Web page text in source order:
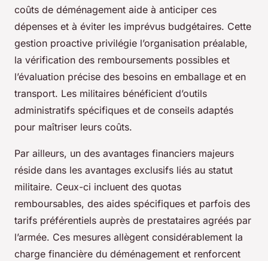
coûts de déménagement aide à anticiper ces
dépenses et à éviter les imprévus budgétaires. Cette
gestion proactive privilégie l’organisation préalable,
la vérification des remboursements possibles et
l’évaluation précise des besoins en emballage et en
transport. Les militaires bénéficient d’outils
administratifs spécifiques et de conseils adaptés
pour maîtriser leurs coûts.
Par ailleurs, un des avantages financiers majeurs
réside dans les avantages exclusifs liés au statut
militaire. Ceux-ci incluent des quotas
remboursables, des aides spécifiques et parfois des
tarifs préférentiels auprès de prestataires agréés par
l’armée. Ces mesures allègent considérablement la
charge financière du déménagement et renforcent